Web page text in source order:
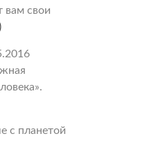
вам свои
с планетой